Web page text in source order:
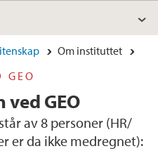
Om instituttet
GEO
GEO
av 8 personer (HR/
er da ikke medregnet):